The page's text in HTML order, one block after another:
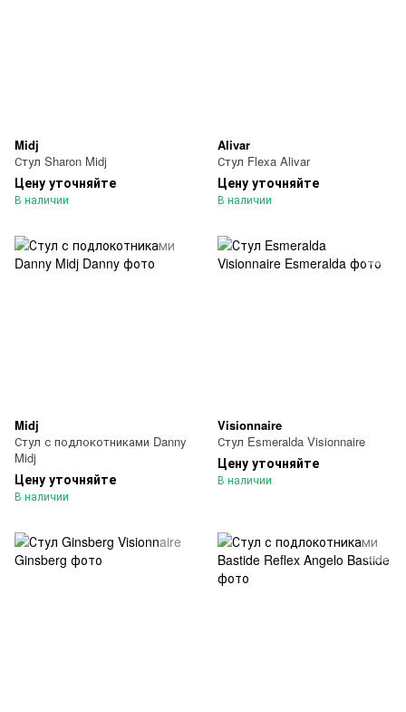
Midj
Стул Sharon Midj
Цену уточняйте
В наличии
Alivar
Стул Flexa Alivar
Цену уточняйте
В наличии
Midj
Стул с подлокотниками Danny
Midj
Цену уточняйте
В наличии
Visionnaire
Стул Esmeralda Visionnaire
Цену уточняйте
В наличии